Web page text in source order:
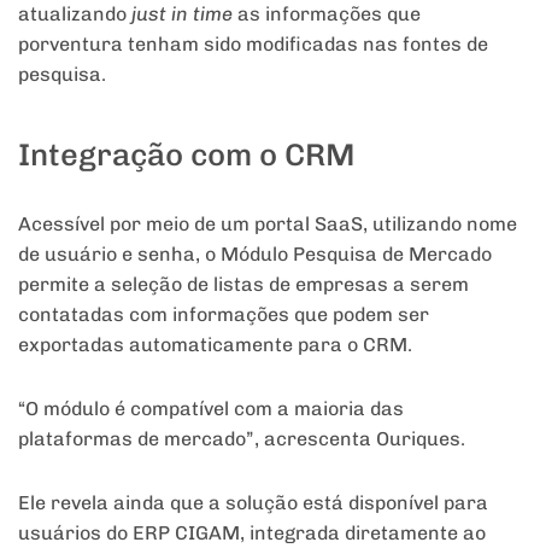
atualizando just in time as informações que
porventura tenham sido modificadas nas fontes de
pesquisa.
Integração com o CRM
Acessível por meio de um portal SaaS, utilizando nome
de usuário e senha, o Módulo Pesquisa de Mercado
permite a seleção de listas de empresas a serem
contatadas com informações que podem ser
exportadas automaticamente para o CRM.
“O módulo é compatível com a maioria das
plataformas de mercado”, acrescenta Ouriques.
Ele revela ainda que a solução está disponível para
usuários do ERP CIGAM, integrada diretamente ao